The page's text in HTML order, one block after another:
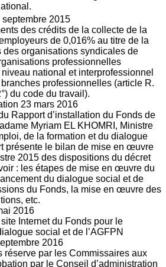
septembre 2015
des crédits de la collecte de la
de 0,016% au titre de la
des organisations syndicales de
professionnelles
national et interprofessionnel
professionnelles (article R.
du code du travail).
23 mars 2016
Rapport d’installation du Fonds de
Myriam EL KHOMRI, Ministre
de la formation et du dialogue
présente le bilan de mise en œuvre
2015 des dispositions du décret
: les étapes de mise en œuvre du
du dialogue social et de
du Fonds, la mise en œuvre des
etc.
2016
Internet du Fonds pour le
social et de l’AGFPN
2016
réserve par les Commissaires aux
par le Conseil d’administration